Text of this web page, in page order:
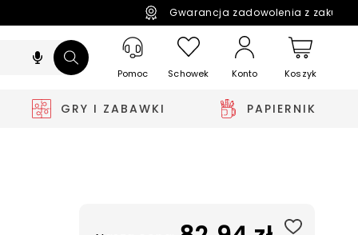
Gwarancja zadowolenia z
Pomoc Schowek Konto Koszyk
GRY I ZABAWKI PAPIERNIK